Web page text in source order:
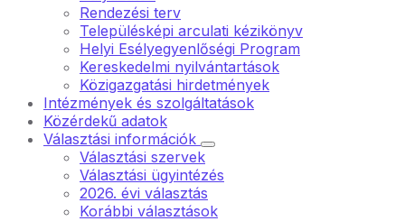
Rendezési terv
Településképi arculati kézikönyv
Helyi Esélyegyenlőségi Program
Kereskedelmi nyilvántartások
Közigazgatási hirdetmények
Intézmények és szolgáltatások
Közérdekű adatok
Választási információk
Választási szervek
Választási ügyintézés
2026. évi választás
Korábbi választások